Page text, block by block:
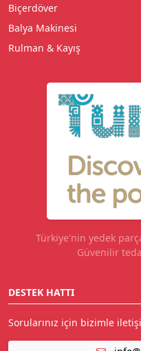
Biçerdöver
Balya Makinesi
Rulman & Kayış
Türkiye'nin yedek
Güvenilir
DESTEK HATTI
Sorularınız için bizimle